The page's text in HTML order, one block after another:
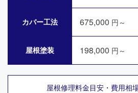
カバー工法 675,000 円～
屋根塗装 198,000 円～
屋根修理料金目安・費用相